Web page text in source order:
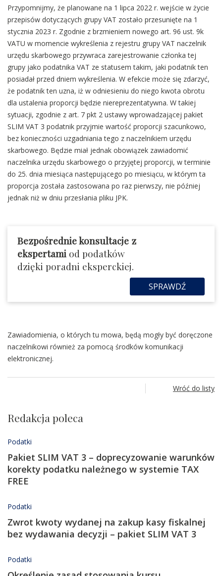
Przypomnijmy, że planowane na 1 lipca 2022 r. wejście w życie
przepisów dotyczących grupy VAT zostało przesunięte na 1
stycznia 2023 r. Zgodnie z brzmieniem nowego art. 96 ust. 9k
VATU w momencie wykreślenia z rejestru grupy VAT naczelnik
urzędu skarbowego przywraca zarejestrowanie członka tej
grupy jako podatnika VAT ze statusem takim, jaki podatnik ten
posiadał przed dniem wykreślenia. W efekcie może się zdarzyć,
że podatnik ten uzna, iż w odniesieniu do niego kwota obrotu
dla ustalenia proporcji będzie niereprezentatywna. W takiej
sytuacji, zgodnie z art. 7 pkt 2 ustawy wprowadzającej pakiet
SLIM VAT 3 podatnik przyjmie wartość proporcji szacunkowo,
bez konieczności uzgadniania tego z naczelnikiem urzędu
skarbowego. Będzie miał jednak obowiązek zawiadomić
naczelnika urzędu skarbowego o przyjętej proporcji, w terminie
do 25. dnia miesiąca następującego po miesiącu, w którym ta
proporcja została zastosowana po raz pierwszy, nie później
jednak niż w dniu przesłania pliku JPK.
Bezpośrednie konsultacje z
ekspertami od podatków
dzięki poradni eksperckiej.
SPRAWDŹ
Zawiadomienia, o których tu mowa, będą mogły być doręczone
naczelnikowi również za pomocą środków komunikacji
elektronicznej.
Wróć do listy
Redakcja poleca
Podatki
Pakiet SLIM VAT 3 – doprecyzowanie warunków
korekty podatku należnego w systemie TAX
FREE
Podatki
Zwrot kwoty wydanej na zakup kasy fiskalnej
bez wydawania decyzji – pakiet SLIM VAT 3
Podatki